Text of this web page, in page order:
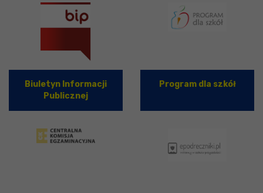
Biuletyn Informacji
Publicznej
Program dla szkół